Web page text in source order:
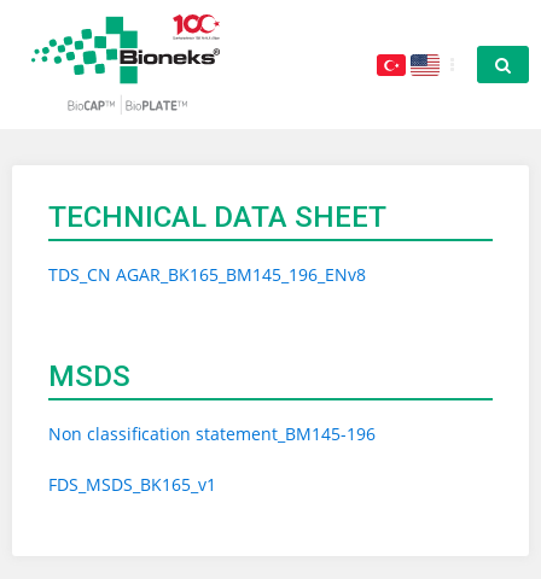
TECHNICAL DATA SHEET
TDS_CN AGAR_BK165_BM145_196_ENv8
MSDS
Non classification statement_BM145-196
FDS_MSDS_BK165_v1